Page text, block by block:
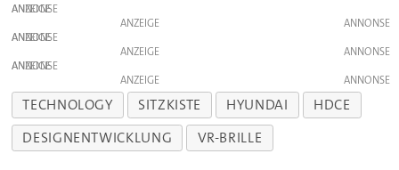
ANZEIGE
ANZEIGE
ANZEIGE
ANZEIGE
ANZEIGE
ANZEIGE
TECHNOLOGY SITZKISTE HYUNDAI
HDCE
DESIGNENTWICKLUNG
VR-BRILLE